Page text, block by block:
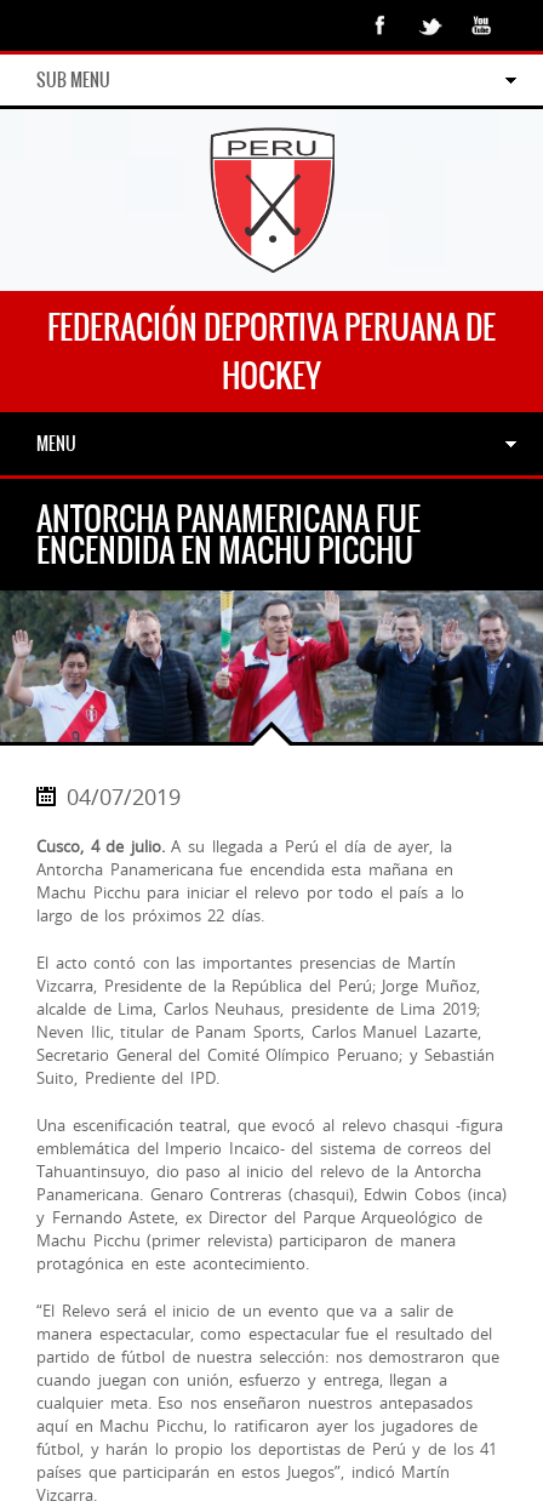
SUB MENU
FEDERACIÓN DEPORTIVA PERUANA DE
HOCKEY
MENU
ANTORCHA PANAMERICANA FUE
ENCENDIDA EN MACHU PICCHU
04/07/2019
Cusco, 4 de julio.A su llegada a Perú el día de ayer, la
Antorcha Panamericana fue encendida esta mañana en
Machu Picchu para iniciar el relevo por todo el país a lo
largo de los próximos 22 días.
El acto contó con las importantes presencias de Martín
Vizcarra, Presidente de la República del Perú; Jorge Muñoz,
alcalde de Lima, Carlos Neuhaus, presidente de Lima 2019;
Neven Ilic, titular de Panam Sports, Carlos Manuel Lazarte,
Secretario General del Comité Olímpico Peruano; y Sebastián
Suito, Prediente del IPD.
Una escenificación teatral, que evocó al relevo chasqui -figura
emblemática del Imperio Incaico- del sistema de correos del
Tahuantinsuyo, dio paso al inicio del relevo de la Antorcha
Panamericana. Genaro Contreras (chasqui), Edwin Cobos (inca)
y Fernando Astete, ex Director del Parque Arqueológico de
Machu Picchu (primer relevista) participaron de manera
protagónica en este acontecimiento.
“El Relevo será el inicio de un evento que va a salir de
manera espectacular, como espectacular fue el resultado del
partido de fútbol de nuestra selección: nos demostraron que
cuando juegan con unión, esfuerzo y entrega, llegan a
cualquier meta. Eso nos enseñaron nuestros antepasados
aquí en Machu Picchu, lo ratificaron ayer los jugadores de
fútbol, y harán lo propio los deportistas de Perú y de los 41
países que participarán en estos Juegos”, indicó Martín
Vizcarra.